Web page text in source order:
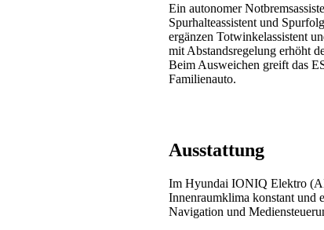
Ein autonomer
Spurhalteassistent und
ergänzen Totwinkelassistent
mit Abstandsregelung erhöht
Beim Ausweichen greift das
Familienauto.
Ausstattung
Im Hyundai IONIQ Elektro
Innenraumklima konstant und
Navigation und